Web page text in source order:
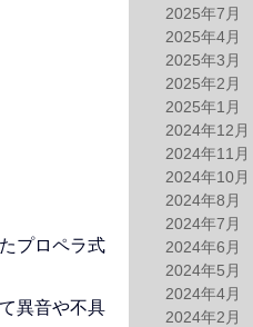
プロペラ式
異音や不具
2025年7月
2025年4月
2025年3月
2025年2月
2025年1月
2024年12月
2024年11月
2024年10月
2024年8月
2024年7月
2024年6月
2024年5月
2024年4月
2024年2月